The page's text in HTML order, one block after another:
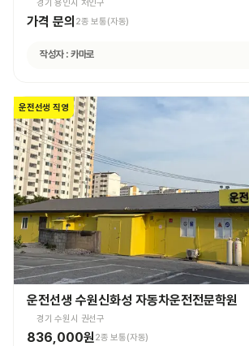
경기 용인시 처인구
가격 문의 2종 보통(자동)
작성자 : 카마로
운전선생 직영
운전선생 수원신화성 자동차운전전문학원
경기 수원시 권선구
836,000원 2종 보통(자동)